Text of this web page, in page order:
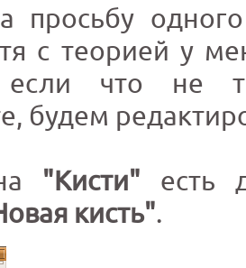
просьбу
с теорией у
если что не
будем
"Кисти" есть
кисть".